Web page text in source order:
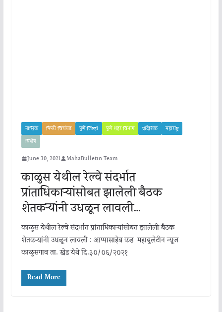
नासिक पिंपरी चिचंवड पुणे जिल्हा पुणे शहर विभाग प्रादेशिक
महाराष्ट्र
विशेष
June 30, 2021 MahaBulletin Team
काळुस येथील रेल्वे संदर्भात
प्रांताधिकाऱ्यांसोबत झालेली बैठक
शेतकऱ्यांनी उधळून लावली…
काळुस येथील रेल्वे संदर्भात प्रांताधिकाऱ्यांसोबत झालेली बैठक
शेतकऱ्यांनी उधळून लावली : आप्पासाहेब कड महाबुलेटीन न्यूज
काळुसगाव ता. खेड येथे दि.३०/०६/२०२१
Read More